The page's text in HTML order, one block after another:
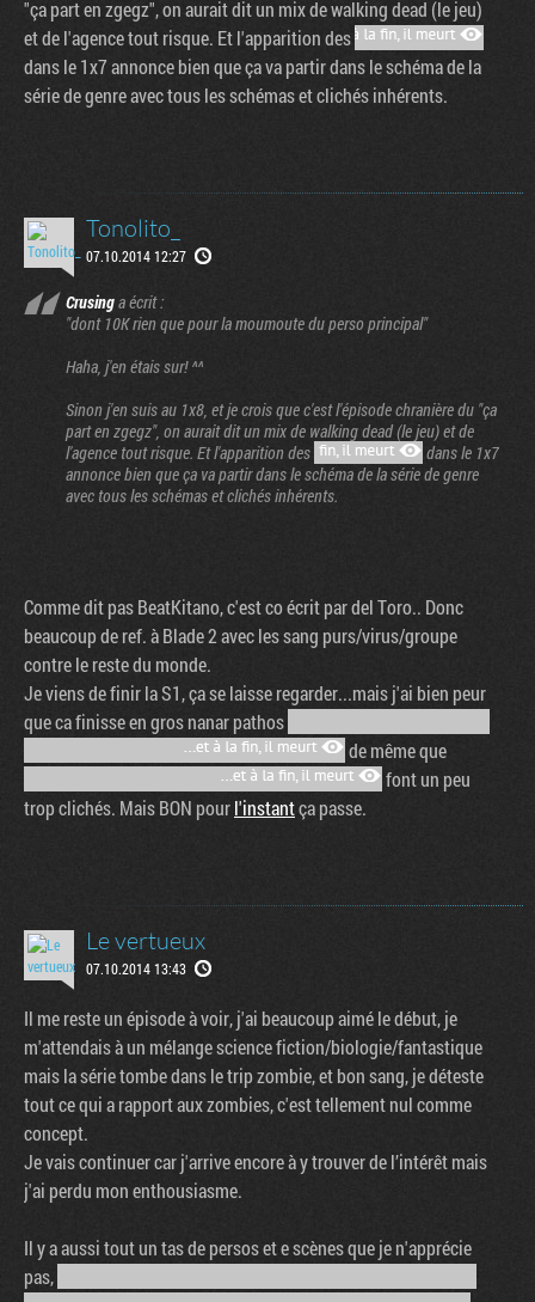
"ça part en zgegz", on aurait dit un mix de walking dead (le jeu)
et de l'agence tout risque. Et l'apparition des
dans le 1x7 annonce bien que ça va partir dans le schéma de la
série de genre avec tous les schémas et clichés inhérents.
Tonolito_
07.10.2014 12:27
Crusinga écrit :
"dont 10K rien que pour la moumoute du perso principal"
Haha, j'en étais sur! ^^
Sinon j'en suis au 1x8, et je crois que c'est l'épisode chranière du "ça
part en zgegz", on aurait dit un mix de walking dead (le jeu) et de
l'agence tout risque. Et l'apparition des
dans le 1x7
annonce bien que ça va partir dans le schéma de la série de genre
avec tous les schémas et clichés inhérents.
Comme dit pas BeatKitano, c'est co écrit par del Toro.. Donc
beaucoup de ref. à Blade 2 avec les sang purs/virus/groupe
contre le reste du monde.
Je viens de finir la S1, ça se laisse regarder...mais j'ai bien peur
que ca finisse en gros nanar pathos
de même que
font un peu
trop clichés. Mais BON pourl'instantça passe.
Le vertueux
07.10.2014 13:43
Il me reste un épisode à voir, j'ai beaucoup aimé le début, je
m'attendais à un mélange science fiction/biologie/fantastique
mais la série tombe dans le trip zombie, et bon sang, je déteste
tout ce qui a rapport aux zombies, c'est tellement nul comme
concept.
Je vais continuer car j'arrive encore à y trouver de l’intérêt mais
j'ai perdu mon enthousiasme.
Il y a aussi tout un tas de persos et e scènes que je n'apprécie
pas,